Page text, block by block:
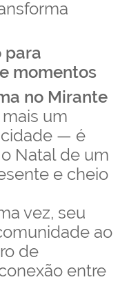
para
momentos
no Mirante
um
— é
Natal de um
e cheio
vez, seu
ao
de
entre